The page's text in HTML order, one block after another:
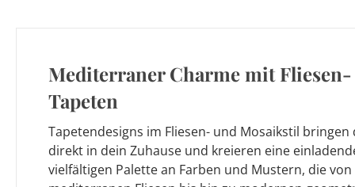
Mediterraner Charme mit
Tapeten
Tapetendesigns im Fliesen- und Mosaikstil
direkt in dein Zuhause und kreieren eine
vielfältigen Palette an Farben und Mustern, die